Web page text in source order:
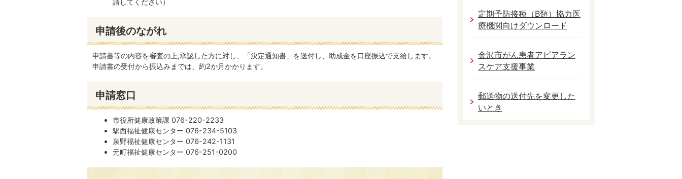
請してください）
申請後のながれ
申請書等の内容を審査の上,承認した方に対し、「決定通知書」を送付し、助成金を口座振込で支給します。
申請書の受付から振込みまでは、約2か月かかります。
申請窓口
市役所健康政策課 076-220-2233
駅西福祉健康センター 076-234-5103
泉野福祉健康センター 076-242-1131
元町福祉健康センター 076-251-0200
定期予防接種（B類）協力医
療機関向けダウンロード
金沢市がん患者アピアラン
スケア支援事業
郵送物の送付先を変更した
いとき